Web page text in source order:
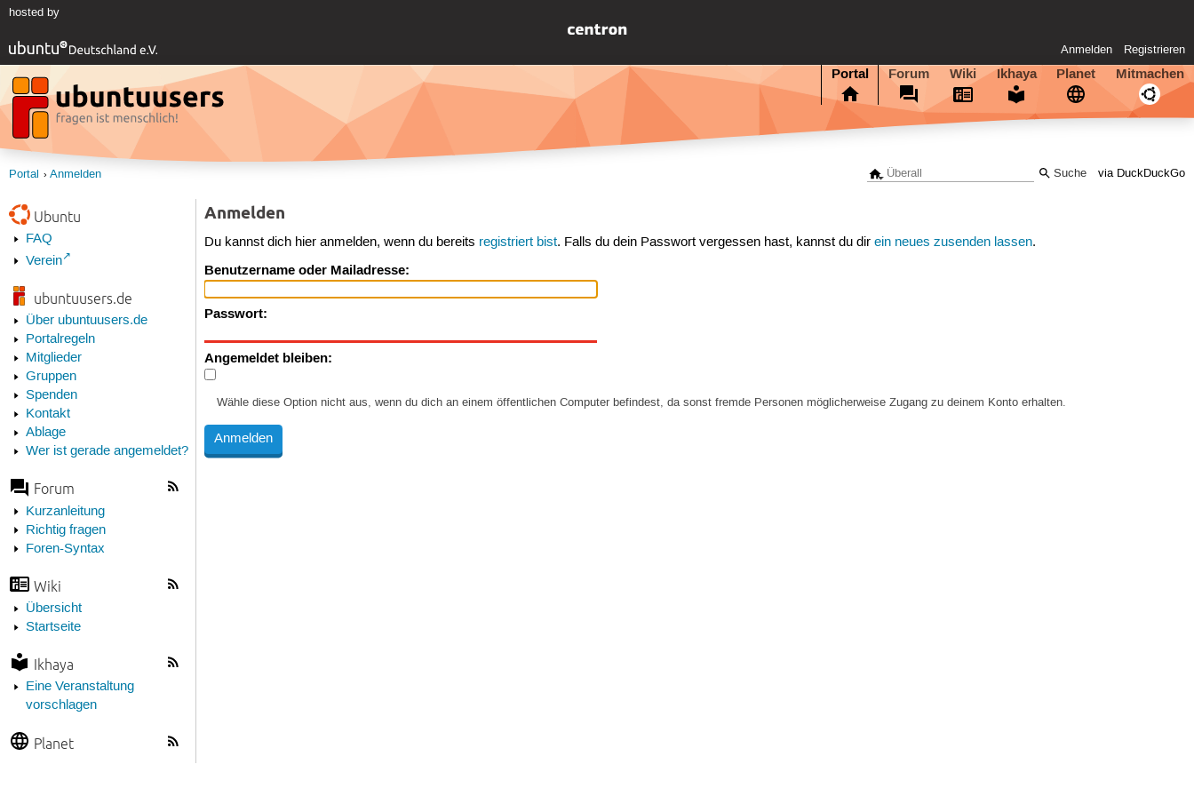
hosted by
Anmelden Registrieren
Portal Forum Wiki Ikhaya Planet Mitmachen
via DuckDuckGo
Portal Anmelden
Ubuntu
FAQ
Verein
ubuntuusers.de
Über ubuntuusers.de
Portalregeln
Mitglieder
Gruppen
Spenden
Kontakt
Ablage
Wer ist gerade angemeldet?
Forum
Kurzanleitung
Richtig fragen
Foren-Syntax
Wiki
Übersicht
Startseite
Ikhaya
Eine Veranstaltung
vorschlagen
Planet
Anmelden
Du kannst dich hier anmelden, wenn du bereits registriert bist. Falls du dein Passwort vergessen hast, kannst du direin neues zusenden lassen.
Benutzername oder Mailadresse:
Passwort:
Angemeldet bleiben:
Wähle diese Option nicht aus, wenn du dich an einem öffentlichen Computer befindest, da sonst fremde Personen möglicherweise Zugang zu deinem Konto erhalten.